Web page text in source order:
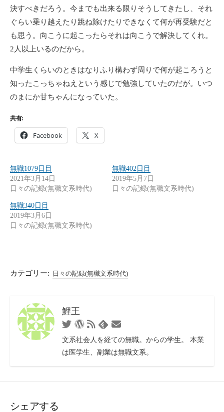
決すべきだろう。今までも出来る限りそうしてきたし、それ
ぐらい乗り越えたり跳ね除けたりできなくて何が再受験だと
も思う。向こうに起こったらそれは向こうで解決してくれ。
2人以上いるのだから。
中学生くらいのときはなりふり構わず周りで何が起ころうと
知ったこっちゃねえという感じで勉強していたのだが。いつ
のまにか甘ちゃんになっていた。
共有:
Facebook X
無職1079日目
2021年3月14日
日々の記録(無職文系時代)
無職402日目
2019年5月7日
日々の記録(無職文系時代)
無職340日目
2019年3月6日
日々の記録(無職文系時代)
カテゴリー: 日々の記録(無職文系時代)
鯉王
TwitterWordPress
RSS
フ
ー
Feedlyお
合
文系社会人を経ての無職。からの学生。 本業
は医学生、副業は無職文系。
シェアする